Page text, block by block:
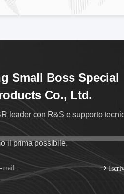
Small Boss Special
Co., Ltd.
leader con R&S e supporto
il prima possibile.